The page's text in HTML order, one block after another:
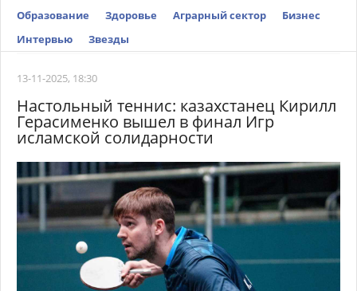
Образование
Здоровье Аграрный сектор
Бизнес
Интервью
Звезды
13-11-2025, 18:30
Настольный теннис: казахстанец Кирилл
Герасименко вышел в финал Игр
исламской солидарности